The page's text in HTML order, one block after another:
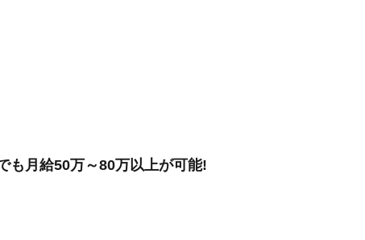
も月給50万～80万以上が可能!